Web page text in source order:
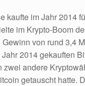
kaufte im Jahr 2014
im Krypto-Boom
von rund 3,4
2014 gekauften
zwei andere
getauscht hatte.